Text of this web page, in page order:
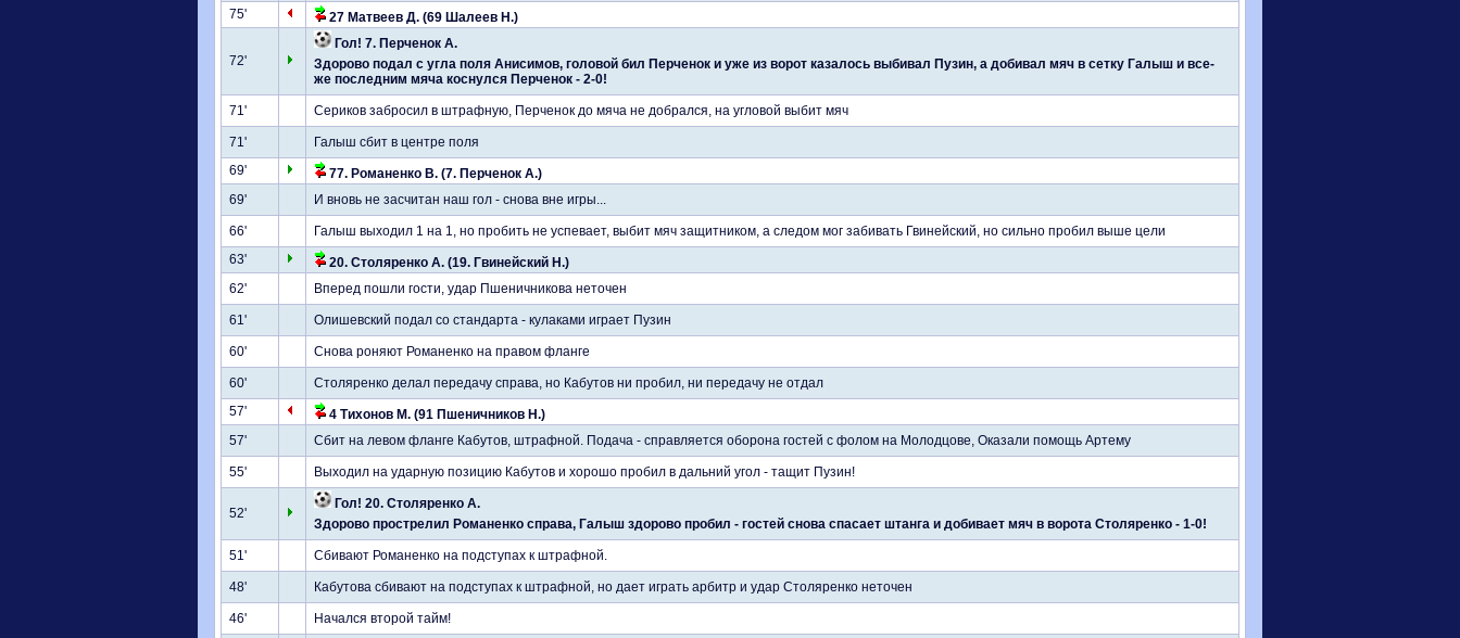
75'
27 Матвеев Д. (69 Шалеев Н.)
72'
Гол! 7. Перченок А.
Здорово подал с угла поля Анисимов, головой бил Перченок и уже из ворот казалось выбивал Пузин, а добивал мяч в сетку Галыш и все-
же последним мяча коснулся Перченок - 2-0!
71' Сериков забросил в штрафную, Перченок до мяча не добрался, на угловой выбит мяч
71'
Галыш сбит в центре поля
69'
77. Романенко В. (7. Перченок А.)
69'
И вновь не засчитан наш гол - снова вне игры...
66'
Галыш выходил 1 на 1, но пробить не успевает, выбит мяч защитником, а следом мог забивать Гвинейский, но сильно пробил выше цели
63'
20. Столяренко А. (19. Гвинейский Н.)
62'
Вперед пошли гости, удар Пшеничникова неточен
61' Олишевский подал со стандарта - кулаками играет Пузин
60' Снова роняют Романенко на правом фланге
60'
Столяренко делал передачу справа, но Кабутов ни пробил, ни передачу не отдал
57'
4 Тихонов М. (91 Пшеничников Н.)
57'
Сбит на левом фланге Кабутов, штрафной. Подача - справляется оборона гостей с фолом на Молодцове, Оказали помощь Артему
55' Выходил на ударную позицию Кабутов и хорошо пробил в дальний угол - тащит Пузин!
52'
Гол! 20. Столяренко А.
Здорово прострелил Романенко справа, Галыш здорово пробил - гостей снова спасает штанга и добивает мяч в ворота Столяренко - 1-0!
51' Сбивают Романенко на подступах к штрафной.
48' Кабутова сбивают на подступах к штрафной, но дает играть арбитр и удар Столяренко неточен
46' Начался второй тайм!